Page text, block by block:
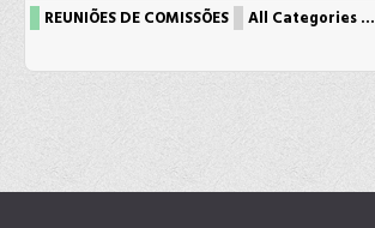
REUNIÕES DE COMISSÕES All Categories ...